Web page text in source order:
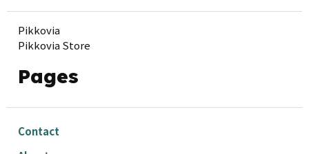
Pikkovia
Pikkovia Store
Pages
Contact